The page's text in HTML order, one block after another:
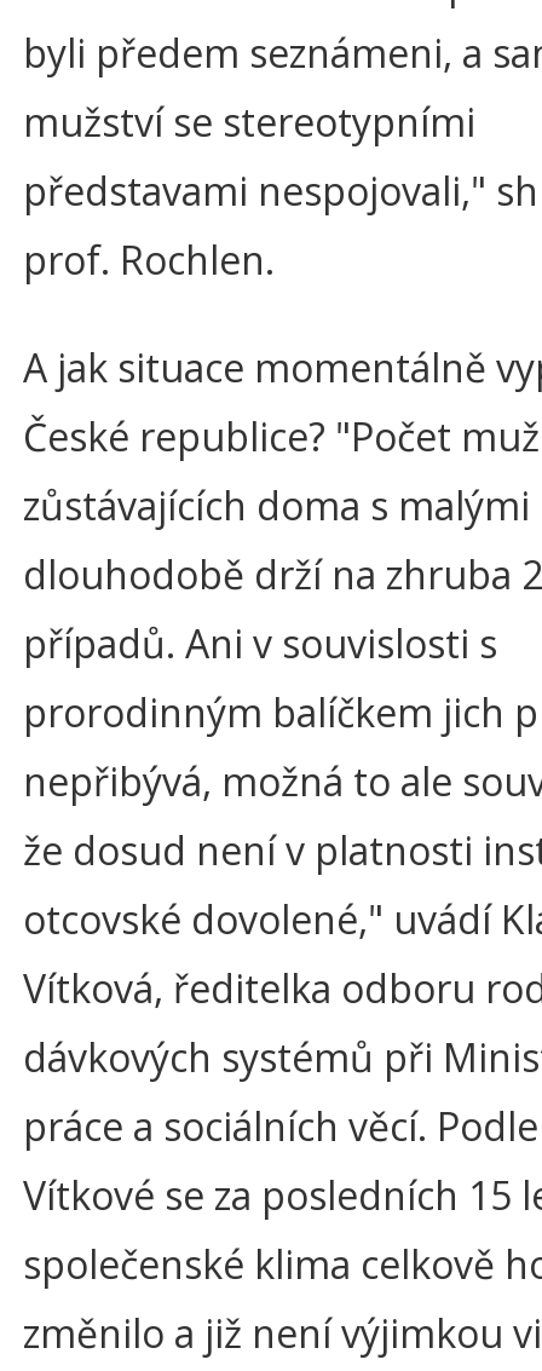
byli předem seznámeni, a
mužství se stereotypními
představami nespojovali,"
prof. Rochlen.
A jak situace momentálně
České republice? "Počet
zůstávajících doma s
dlouhodobě drží na zhruba
případů. Ani v souvislosti s
prorodinným balíčkem jich
nepřibývá, možná to ale
že dosud není v platnosti
otcovské dovolené," uvádí
Vítková, ředitelka odboru
dávkových systémů při
práce a sociálních věcí.
Vítkové se za posledních 15
společenské klima celkově
změnilo a již není výjimkou